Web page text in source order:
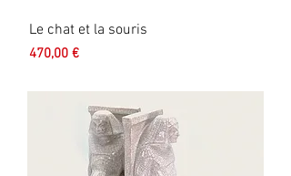
Le chat et la souris
Prix
470,00 €